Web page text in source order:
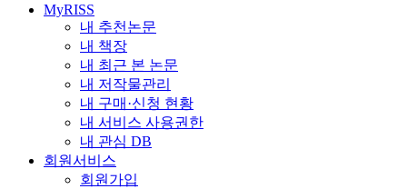
MyRISS
내 추천논문
내 책장
내 최근 본 논문
내 저작물관리
내 구매·신청 현황
내 서비스 사용권한
내 관심 DB
회원서비스
회원가입